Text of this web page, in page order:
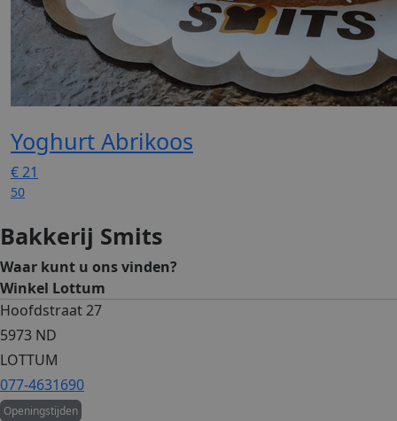
Yoghurt Abrikoos
€21
50
Bakkerij Smits
Waar kunt u ons vinden?
Winkel Lottum
Hoofdstraat 27
5973 ND
LOTTUM
077-4631690
Openingstijden